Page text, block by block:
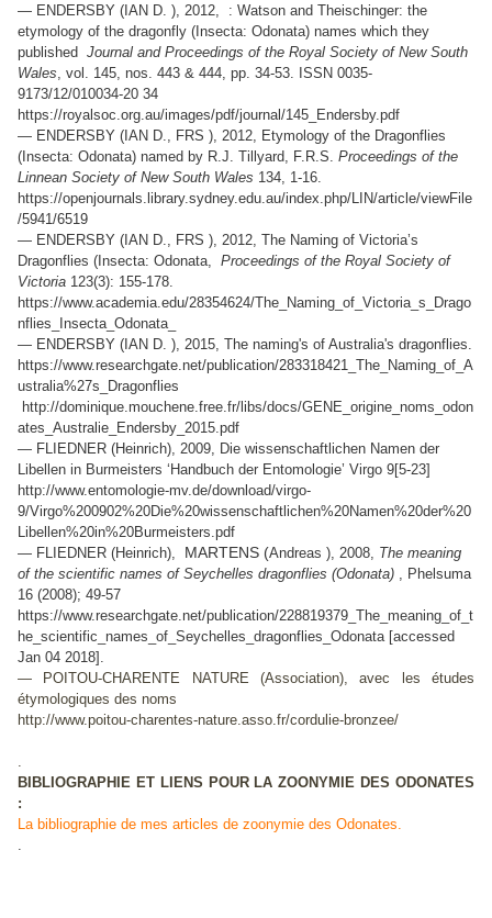
— ENDERSBY ( IAN D. ), 2012,
: Watson and Theischinger: the
etymology of the dragonfly (Insecta: Odonata) names which they
published Journal and Proceedings of the Royal Society of New South
Wales, vol. 145, nos. 443 & 444, pp. 34-53. ISSN 0035-
9173/12/010034-20 34
https://royalsoc.org.au/images/pdf/journal/145_Endersby.pdf
— ENDERSBY ( IAN D., FRS ), 2012, Etymology of the Dragonflies
(Insecta: Odonata) named by R.J. Tillyard, F.R.S. Proceedings of the
Linnean Society of New South Wales 134, 1-16.
https://openjournals.library.sydney.edu.au/index.php/LIN/article/viewFile
/5941/6519
— ENDERSBY ( IAN D., FRS ), 2012, The Naming of Victoria’s
Dragonflies (Insecta: Odonata, Proceedings of the Royal Society of
Victoria 123(3): 155-178.
https://www.academia.edu/28354624/The_Naming_of_Victoria_s_Drago
nflies_Insecta_Odonata_
— ENDERSBY ( IAN D. ), 2015, The naming's of Australia's dragonflies.
https://www.researchgate.net/publication/283318421_The_Naming_of_A
ustralia%27s_Dragonflies
http://dominique.mouchene.free.fr/libs/docs/GENE_origine_noms_odon
ates_Australie_Endersby_2015.pdf
— FLIEDNER (Heinrich), 2009, Die wissenschaftlichen Namen der
Libellen in Burmeisters ‘Handbuch der Entomologie’ Virgo 9[5-23]
http://www.entomologie-mv.de/download/virgo-
9/Virgo%200902%20Die%20wissenschaftlichen%20Namen%20der%20
Libellen%20in%20Burmeisters.pdf
— FLIEDNER (Heinrich), MARTENS (Andreas ), 2008, The meaning
of the scientific names of Seychelles dragonflies (Odonata) , Phelsuma
16 (2008); 49-57
https://www.researchgate.net/publication/228819379_The_meaning_of_t
he_scientific_names_of_Seychelles_dragonflies_Odonata [accessed
Jan 04 2018].
— POITOU-CHARENTE NATURE (Association), avec les études
étymologiques des noms
http://www.poitou-charentes-nature.asso.fr/cordulie-bronzee/
.
BIBLIOGRAPHIE ET LIENS POUR LA ZOONYMIE DES ODONATES
:
La bibliographie de mes articles de zoonymie des Odonates.
.